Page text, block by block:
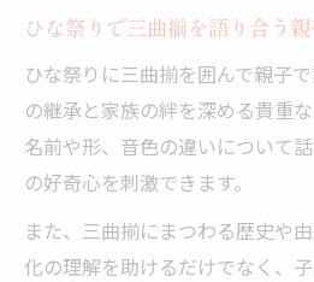
ひな祭りで三曲揃を語り合う
ひな祭りに三曲揃を囲んで親子
の継承と家族の絆を深める貴重
名前や形、音色の違いについて
の好奇心を刺激できます。
また、三曲揃にまつわる歴史や
化の理解を助けるだけでなく、